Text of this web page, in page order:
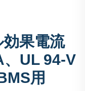
果電流
UL 94-V
用